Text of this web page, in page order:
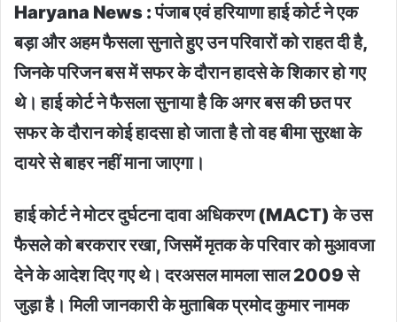
Haryana News : पंजाब एवं हरियाणा हाई कोर्ट ने एक
बड़ा और अहम फैसला सुनाते हुए उन परिवारों को राहत दी है,
जिनके परिजन बस में सफर के दौरान हादसे के शिकार हो गए
थे। हाई कोर्ट ने फैसला सुनाया है कि अगर बस की छत पर
सफर के दौरान कोई हादसा हो जाता है तो वह बीमा सुरक्षा के
दायरे से बाहर नहीं माना जाएगा।
हाई कोर्ट ने मोटर दुर्घटना दावा अधिकरण (MACT) के उस
फैसले को बरकरार रखा, जिसमें मृतक के परिवार को मुआवजा
देने के आदेश दिए गए थे। दरअसल मामला साल 2009 से
जुड़ा है। मिली जानकारी के मुताबिक प्रमोद कुमार नामक